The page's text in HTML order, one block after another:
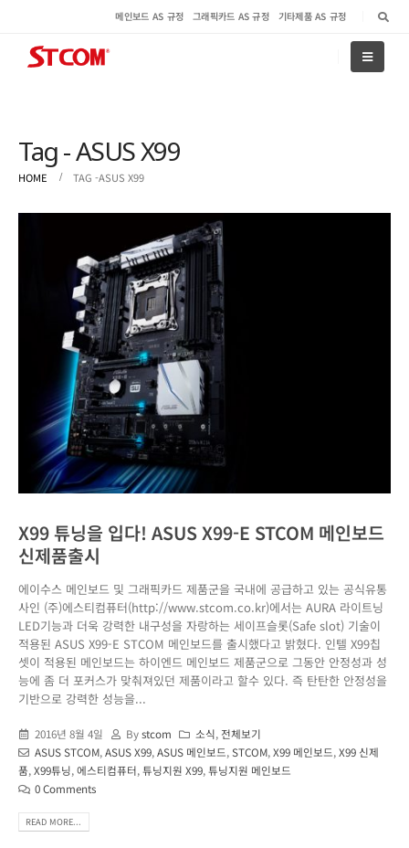
메인보드 AS 규정 그래픽카드 AS 규정 기타제품 AS 규정
Tag - ASUS X99
HOME TAG -ASUS X99
X99 튜닝을 입다! ASUS X99-E STCOM 메인보드
신제품출시
에이수스 메인보드 및 그래픽카드 제품군을 국내에 공급하고 있는 공식유통
사인 (주)에스티컴퓨터(http://www.stcom.co.kr)에서는 AURA 라이트닝
LED기능과 더욱 강력한 내구성을 자랑하는 세이프슬롯(Safe slot) 기술이
적용된 ASUS X99-E STCOM 메인보드를 출시했다고 밝혔다. 인텔 X99칩
셋이 적용된 메인보드는 하이엔드 메인보드 제품군으로 그동안 안정성과 성
능에 좀 더 포커스가 맞춰져있던 제품이라고 할수 있다. 즉 탄탄한 안정성을
기반으로 강력한 성능을...
2016년 8월 4일 Bystcom 소식, 전체보기
ASUS STCOM,ASUS X99,ASUS 메인보드,STCOM,X99 메인보드,X99 신제
품,X99튜닝,에스티컴퓨터,튜닝지원 X99,튜닝지원 메인보드
0 Comments
READ MORE...